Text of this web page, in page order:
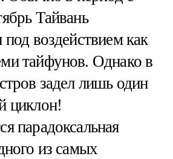
Тайвань
под воздействием как
тайфунов. Однако в
задел лишь один
циклон!
парадоксальная
из самых